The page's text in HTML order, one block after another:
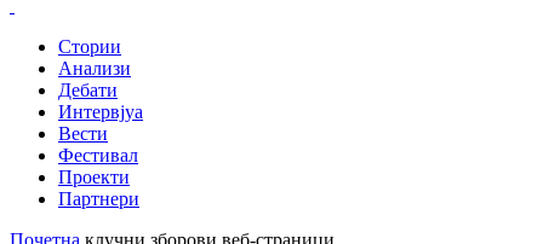
Стории
Анализи
Дебати
Интервјуа
Вести
Фестивал
Проекти
Партнери
Почетна клучни зборови веб-страници